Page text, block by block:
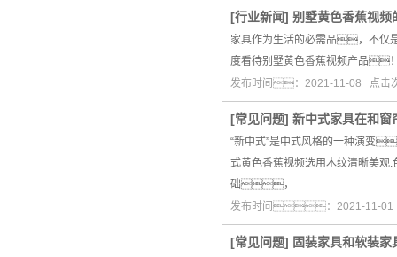
[行业新闻] 别墅黄色香蕉视频
家具作为生活的必需品，不
度看待别墅黄色香蕉视频产品
发布时间：2021-11-08 点
[常见问题] 新中式家具在和窗
“新中式”是中式风格的一种演
式黄色香蕉视频选用木纹清晰
础，
发布时间：2021-11-
[常见问题] 固装家具和软装